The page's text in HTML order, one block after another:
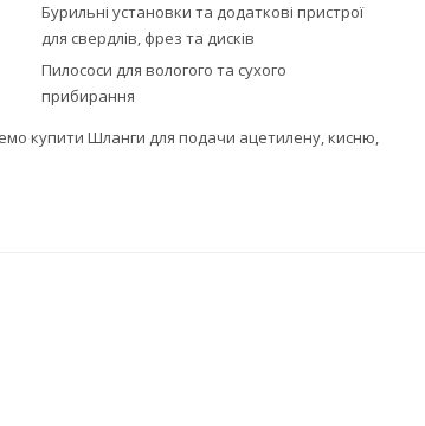
Бурильні установки та додаткові пристрої
для свердлів, фрез та дисків
Пилососи для вологого та сухого
прибирання
купити Шланги для подачи ацетилену, кисню,